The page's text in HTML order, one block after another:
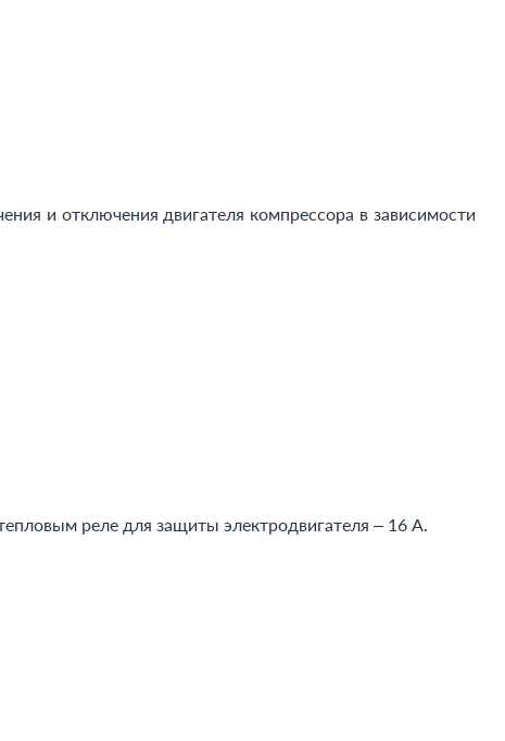
и отключения двигателя компрессора в зависимости
реле для защиты электродвигателя – 16 А.